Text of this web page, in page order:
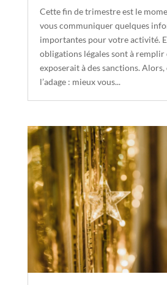
Cette fin de trimestre est le
vous communiquer quelques
importantes pour votre activité.
obligations légales sont à
exposerait à des sanctions.
l’adage : mieux vous...